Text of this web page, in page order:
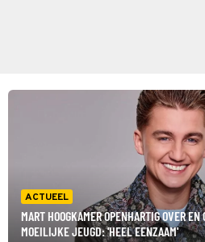
ACTUEEL
MART HOOGKAMER OPENHARTIG OVER EN
MOEILIJKE JEUGD: 'HEEL EENZAAM'